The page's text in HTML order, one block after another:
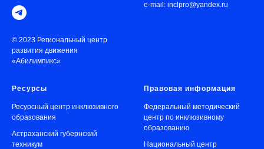
© 2023 Региональный центр
развития движения
«Абилимпикс»
e-mail: inclpro@yandex.ru
Ресурсы
Ресурсный центр инклюзивного
образования
Астраханский губернский
техникум
Правовая информация
Федеральный методический
центр по инклюзивному
образованию
Национальный центр